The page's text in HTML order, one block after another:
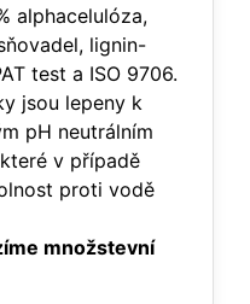
alphacelulóza,
lignin-
test a ISO 9706.
jsou lepeny k
pH neutrálním
v případě
proti vodě
množstevní